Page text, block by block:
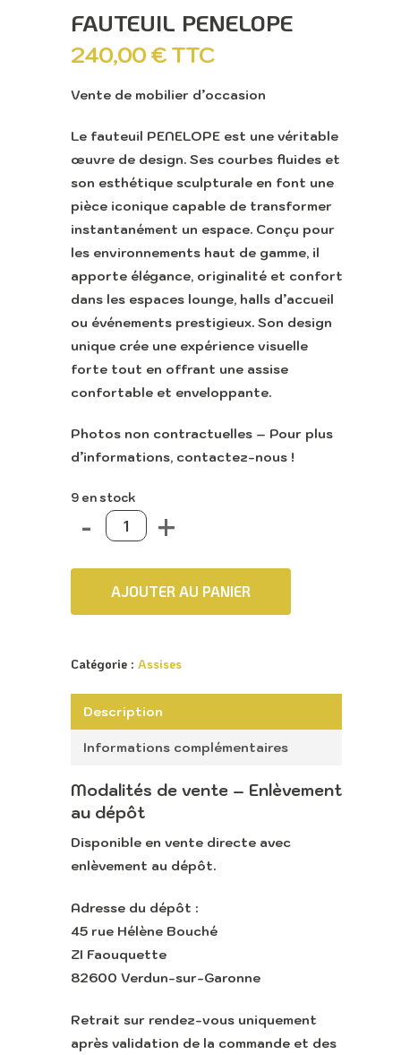
FAUTEUIL PENELOPE
240,00€TTC
Vente de mobilier d’occasion
Le fauteuil PENELOPE est une véritable
œuvre de design. Ses courbes fluides et
son esthétique sculpturale en font une
pièce iconique capable de transformer
instantanément un espace. Conçu pour
les environnements haut de gamme, il
apporte élégance, originalité et confort
dans les espaces lounge, halls d’accueil
ou événements prestigieux. Son design
unique crée une expérience visuelle
forte tout en offrant une assise
confortable et enveloppante.
Photos non contractuelles – Pour plus
d’informations, contactez-nous !
9 en stock
AJOUTER AU PANIER
Catégorie : Assises
Description
Informations complémentaires
Modalités de vente – Enlèvement
au dépôt
Disponible en vente directe avec
enlèvement au dépôt.
Adresse du dépôt :
45 rue Hélène Bouché
ZI Faouquette
82600 Verdun-sur-Garonne
Retrait sur rendez-vous uniquement
après validation de la commande et des
Retour vers le site